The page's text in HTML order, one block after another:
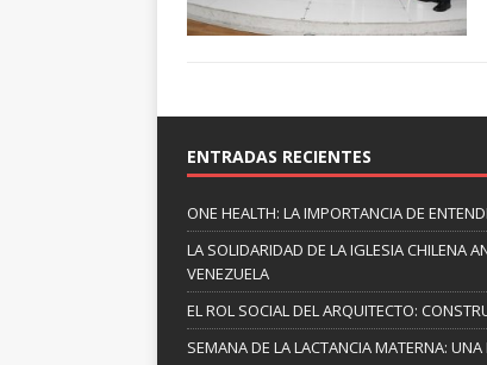
ENTRADAS RECIENTES
ONE HEALTH: LA IMPORTANCIA DE
LA SOLIDARIDAD DE LA IGLESIA CHILENA
VENEZUELA
EL ROL SOCIAL DEL ARQUITECTO:
SEMANA DE LA LACTANCIA MATERNA: